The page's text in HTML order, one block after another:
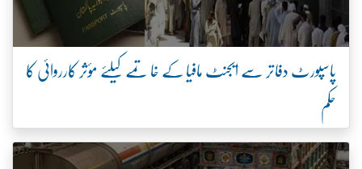
پاسپورٹ دفاتر سے ایجنٹ مافیا کے خاتمے کیلئے مؤثر کارروائی کا
حکم